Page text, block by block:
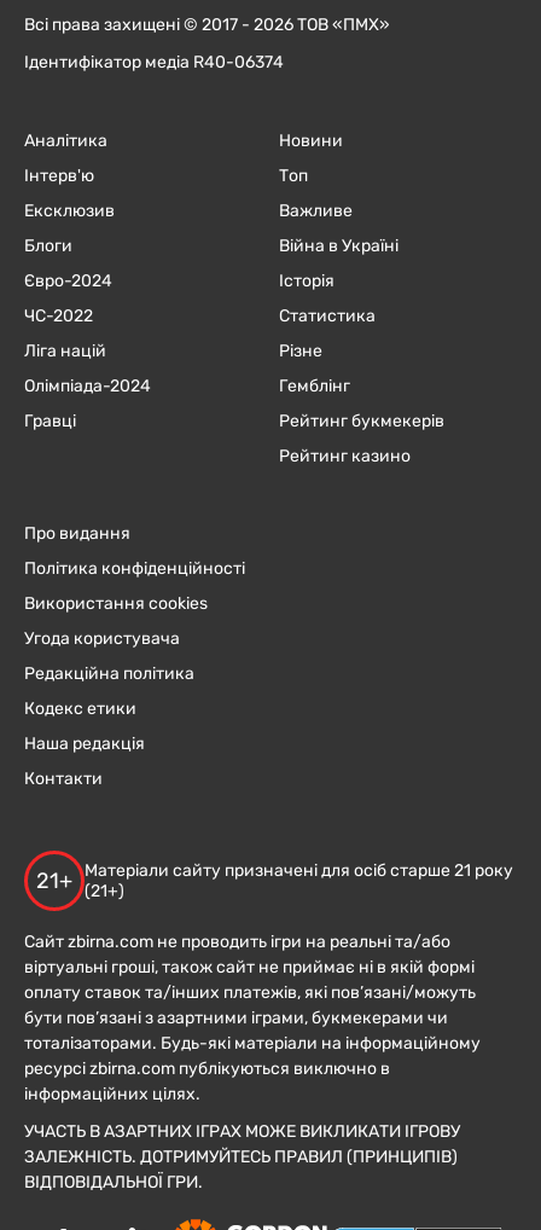
Всі права захищені © 2017 - 2026 ТОВ «ПМХ»
Ідентифікатор медіа R40-06374
Аналітика
Інтерв'ю
Ексклюзив
Блоги
Євро-2024
ЧC-2022
Ліга націй
Олімпіада-2024
Гравці
Новини
Топ
Важливе
Війна в Україні
Історія
Статистика
Різне
Гемблінг
Рейтинг букмекерів
Рейтинг казино
Про видання
Політика конфіденційності
Використання cookies
Угода користувача
Редакційна політика
Кодекс етики
Наша редакція
Контакти
21+
Матеріали сайту призначені для осіб старше 21 року
(21+)
Сайт zbirna.com не проводить ігри на реальні та/або
віртуальні гроші, також сайт не приймає ні в якій формі
оплату ставок та/інших платежів, які пов’язані/можуть
бути пов’язані з азартними іграми, букмекерами чи
тоталізаторами. Будь-які матеріали на інформаційному
ресурсі zbirna.com публікуються виключно в
інформаційних цілях.
УЧАСТЬ В АЗАРТНИХ ІГРАХ МОЖЕ ВИКЛИКАТИ ІГРОВУ
ЗАЛЕЖНІСТЬ. ДОТРИМУЙТЕСЬ ПРАВИЛ (ПРИНЦИПІВ)
ВІДПОВІДАЛЬНОЇ ГРИ.